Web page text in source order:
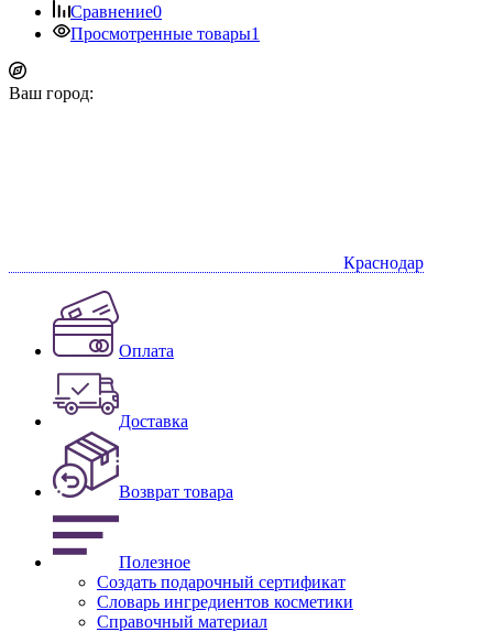
Сравнение0
Просмотренные товары1
Ваш город:
Краснодар
Оплата
Доставка
Возврат товара
Полезное
Создать подарочный сертификат
Словарь ингредиентов косметики
Справочный материал